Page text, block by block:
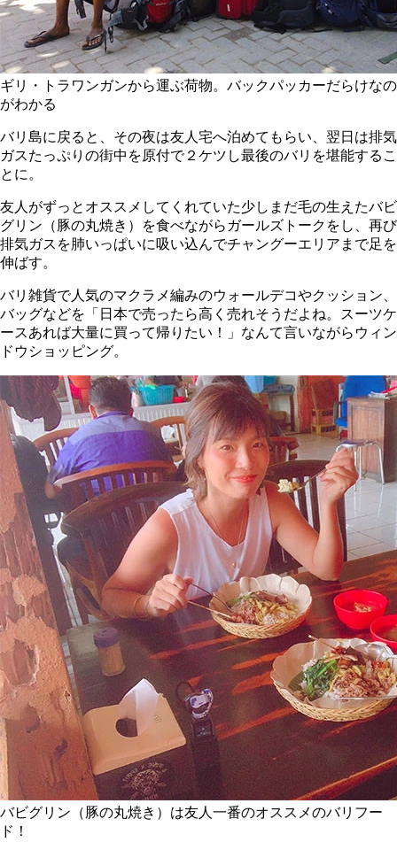
ギリ・トラワンガンから運ぶ荷物。バックパッカーだらけなの
がわかる
バリ島に戻ると、その夜は友人宅へ泊めてもらい、翌日は排気
ガスたっぷりの街中を原付で２ケツし最後のバリを堪能するこ
とに。
友人がずっとオススメしてくれていた少しまだ毛の生えたバビ
グリン（豚の丸焼き）を食べながらガールズトークをし、再び
排気ガスを肺いっぱいに吸い込んでチャングーエリアまで足を
伸ばす。
バリ雑貨で人気のマクラメ編みのウォールデコやクッション、
バッグなどを「日本で売ったら高く売れそうだよね。スーツケ
ースあれば大量に買って帰りたい！」なんて言いながらウィン
ドウショッピング。
バビグリン（豚の丸焼き）は友人一番のオススメのバリフー
ド！